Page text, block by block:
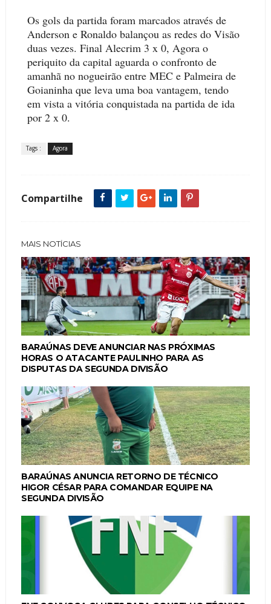
Os gols da partida foram marcados através de
Anderson e Ronaldo balançou as redes do Visão
duas vezes. Final Alecrim 3 x 0, Agora o
periquito da capital aguarda o confronto de
amanhã no nogueirão entre MEC e Palmeira de
Goianinha que leva uma boa vantagem, tendo
em vista a vitória conquistada na partida de ida
por 2 x 0.
Tags : Agora
Compartilhe
MAIS NOTÍCIAS
BARAÚNAS DEVE ANUNCIAR NAS PRÓXIMAS
HORAS O ATACANTE PAULINHO PARA AS
DISPUTAS DA SEGUNDA DIVISÃO
BARAÚNAS ANUNCIA RETORNO DE TÉCNICO
HIGOR CÉSAR PARA COMANDAR EQUIPE NA
SEGUNDA DIVISÃO